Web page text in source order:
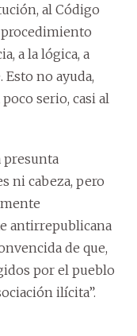
al Código
procedimiento
a la lógica, a
no ayuda,
serio, casi al
presunta
ni cabeza, pero
antirrepublicana
de que,
por el pueblo
ilícita”.